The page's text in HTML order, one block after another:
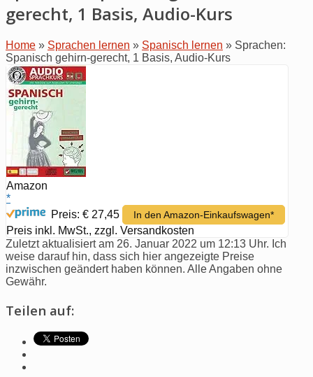
gerecht, 1 Basis, Audio-Kurs
Home » Sprachen lernen » Spanisch lernen » Sprachen:
Spanisch gehirn-gerecht, 1 Basis, Audio-Kurs
Amazon
*
Preis: € 27,45
In den Amazon-Einkaufswagen*
Preis inkl. MwSt., zzgl. Versandkosten
Zuletzt aktualisiert am 26. Januar 2022 um 12:13 Uhr. Ich
weise darauf hin, dass sich hier angezeigte Preise
inzwischen geändert haben können. Alle Angaben ohne
Gewähr.
Teilen auf: